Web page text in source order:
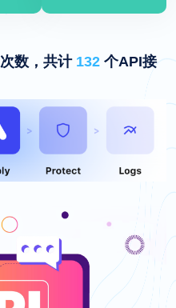
次数，共计 132 个API接